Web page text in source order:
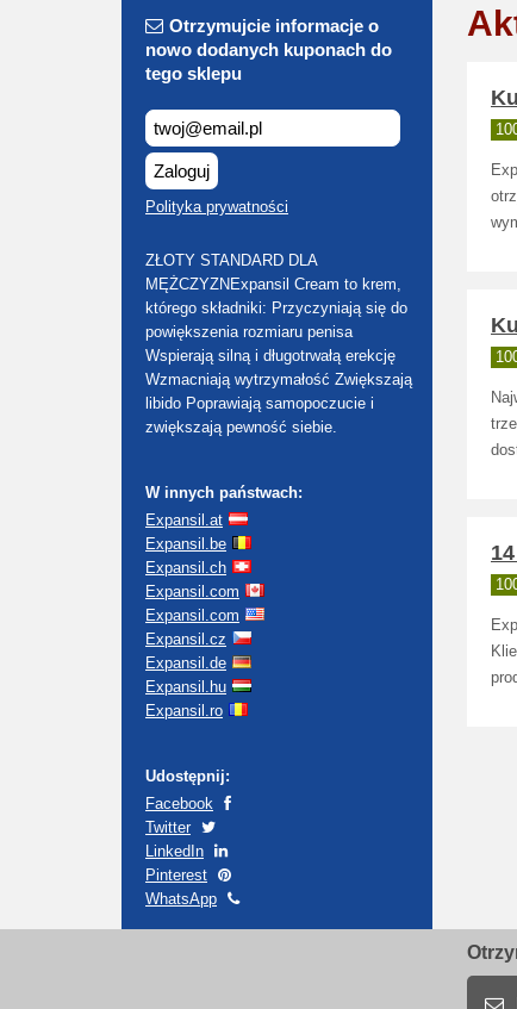
Otrzymujcie informacje o
nowo dodanych kuponach do
tego sklepu
Zaloguj
Polityka prywatności
ZŁOTY STANDARD DLA
MĘŻCZYZNExpansil Cream to krem,
którego składniki: Przyczyniają się do
powiększenia rozmiaru penisa
Wspierają silną i długotrwałą erekcję
Wzmacniają wytrzymałość Zwiększają
libido Poprawiają samopoczucie i
zwiększają pewność siebie.
W innych państwach:
Expansil.at
Expansil.be
Expansil.ch
Expansil.com
Expansil.com
Expansil.cz
Expansil.de
Expansil.hu
Expansil.ro
Udostępnij:
Facebook
Twitter
LinkedIn
Pinterest
WhatsApp